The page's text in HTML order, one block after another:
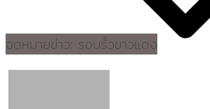
จดหมายข่าว: รอบรั้วขาวแดง